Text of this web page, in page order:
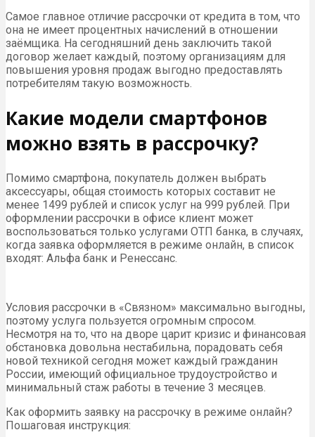
Самое главное отличие рассрочки от кредита в том, что
она не имеет процентных начислений в отношении
заёмщика. На сегодняшний день заключить такой
договор желает каждый, поэтому организациям для
повышения уровня продаж выгодно предоставлять
потребителям такую возможность.
Какие модели смартфонов
можно взять в рассрочку?
Помимо смартфона, покупатель должен выбрать
аксессуары, общая стоимость которых составит не
менее 1499 рублей и список услуг на 999 рублей. При
оформлении рассрочки в офисе клиент может
воспользоваться только услугами ОТП банка, в случаях,
когда заявка оформляется в режиме онлайн, в список
входят: Альфа банк и Ренессанс.
Условия рассрочки в «Связном» максимально выгодны,
поэтому услуга пользуется огромным спросом.
Несмотря на то, что на дворе царит кризис и финансовая
обстановка довольна нестабильна, порадовать себя
новой техникой сегодня может каждый гражданин
России, имеющий официальное трудоустройство и
минимальный стаж работы в течение 3 месяцев.
Как оформить заявку на рассрочку в режиме онлайн?
Пошаговая инструкция: